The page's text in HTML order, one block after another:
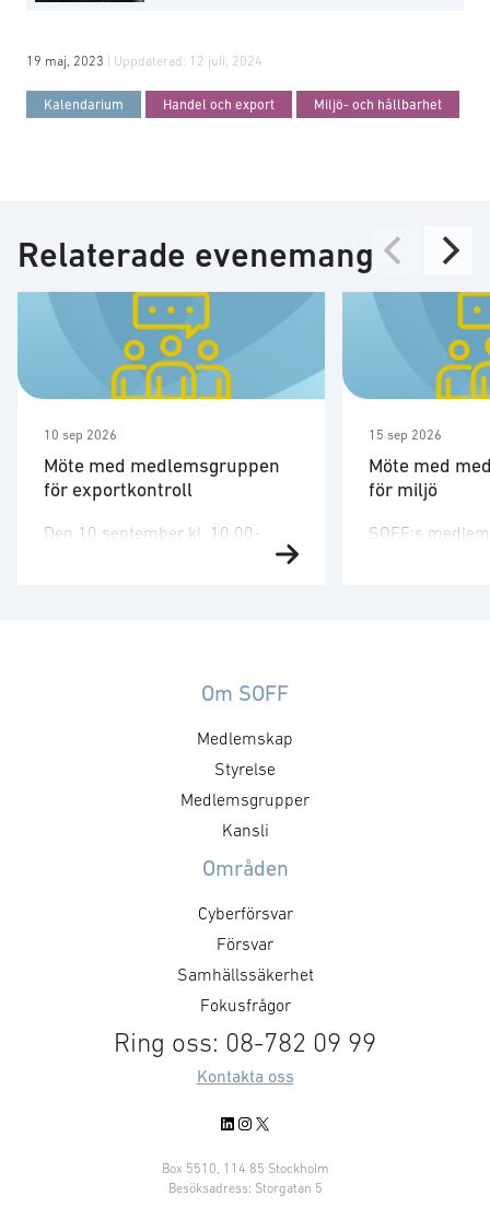
19 maj, 2023 | Uppdaterad: 12 juli, 2024
Kalendarium Handel och export Miljö- och hållbarhet
Relaterade evenemang
10 sep 2026
Möte med medlemsgruppen
för exportkontroll
Den 10 september kl. 10.00-
12.00 har SOFF:s medlemsgrupp
Kallelse och agenda sänds ut av
diskutera bl.a. förslag till
skrivelser. För mer information,
vänligen, kontakta: Victor
15 sep 2026
Möte med
för miljö
SOFF:s
Om SOFF
Medlemskap
Styrelse
Medlemsgrupper
Kansli
Områden
Cyberförsvar
Försvar
Samhällssäkerhet
Fokusfrågor
Ring oss: 08-782 09 99
Kontakta oss
LinkedIn
Instagram
X
Box 5510, 114 85 Stockholm
Besöksadress: Storgatan 5